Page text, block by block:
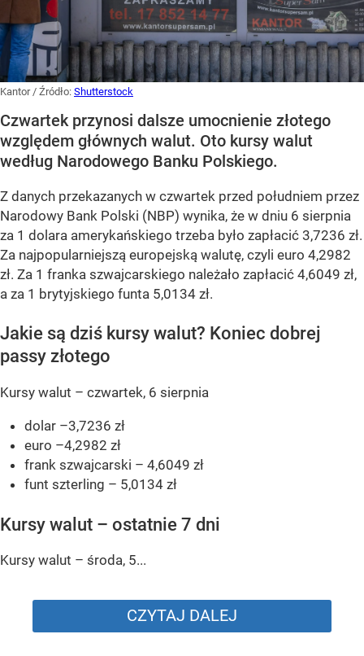
Kantor / Źródło: Shutterstock
Czwartek przynosi dalsze umocnienie złotego
względem głównych walut. Oto kursy walut
według Narodowego Banku Polskiego.
Z danych przekazanych w czwartek przed południem przez
Narodowy Bank Polski (NBP) wynika, że w dniu 6 sierpnia
za 1 dolara amerykańskiego trzeba było zapłacić 3,7236 zł.
Za najpopularniejszą europejską walutę, czyli euro 4,2982
zł. Za 1 franka szwajcarskiego należało zapłacić 4,6049 zł,
a za 1 brytyjskiego funta 5,0134 zł.
Jakie są dziś kursy walut? Koniec dobrej
passy złotego
Kursy walut – czwartek, 6 sierpnia
dolar –3,7236 zł
euro –4,2982 zł
frank szwajcarski – 4,6049 zł
funt szterling – 5,0134 zł
Kursy walut – ostatnie 7 dni
Kursy walut – środa, 5...
CZYTAJ DALEJ